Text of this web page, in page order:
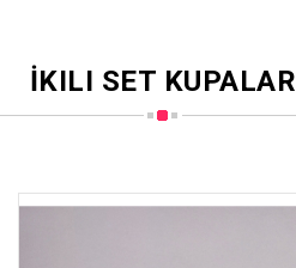
İKILI SET KUPALAR